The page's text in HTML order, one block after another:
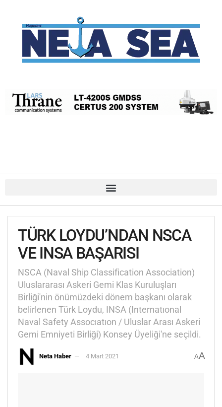
TÜRK LOYDU’NDAN NSCA
VE INSA BAŞARISI
NSCA (Naval Ship Classification Association)
Uluslararası Askeri Gemi Klas Kuruluşları
Birliği'nin önümüzdeki dönem başkanı olarak
belirlenen Türk Loydu, INSA (Internatıonal
Naval Safety Assocıatıon / Uluslar Arası Askeri
Gemi Emniyeti Birliği) Konsey Üyeliği'ne seçildi.
Neta Haber 4 Mart 2021 AA